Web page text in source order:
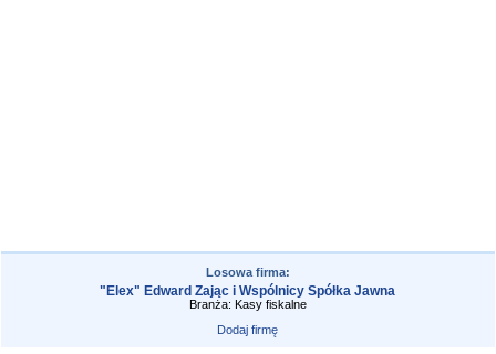
Losowa firma:
"Elex" Edward Zając i Wspólnicy Spółka Jawna
Branża: Kasy fiskalne
Dodaj firmę